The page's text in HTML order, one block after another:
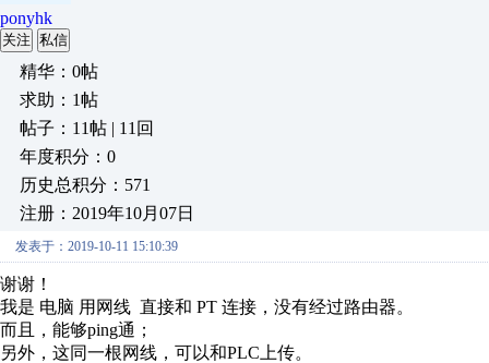
ponyhk
关注 私信
精华：0帖
求助：1帖
帖子：11帖 | 11回
年度积分：0
历史总积分：571
注册：2019年10月07日
发表于：2019-10-11 15:10:39
谢谢！
我是 电脑 用网线 直接和 PT 连接，没有经过路由器。
而且，能够ping通；
另外，这同一根网线，可以和PLC上传。